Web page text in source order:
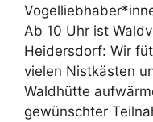
Ab 10 Uhr ist
Heidersdorf: Wir
vielen Nistkästen
Waldhütte
gewünschter